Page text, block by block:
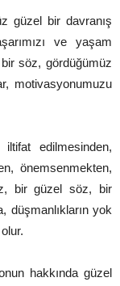
güzel bir davranış
ve yaşam
söz, gördüğümüz
motivasyonumuzu
edilmesinden,
önemsenmekten,
bir güzel söz, bir
düşmanlıkların yok
hakkında güzel